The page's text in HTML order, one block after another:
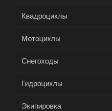
Квадроциклы
Мотоциклы
Снегоходы
Гидроциклы
Экипировка